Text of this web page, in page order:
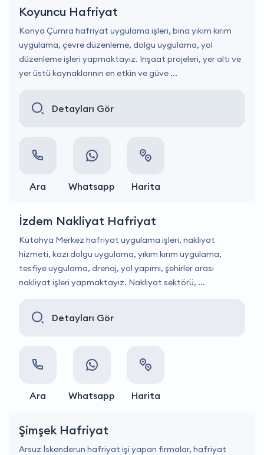
Koyuncu Hafriyat
Konya Çumra hafriyat uygulama işleri, bina yıkım kırım
uygulama, çevre düzenleme, dolgu uygulama, yol
düzenleme işleri yapmaktayız. İnşaat projeleri, yer altı ve
yer üstü kaynaklarının en etkin ve güve ...
Detayları Gör
Ara Whatsapp Harita
İzdem Nakliyat Hafriyat
Kütahya Merkez hafriyat uygulama işleri, nakliyat
hizmeti, kazı dolgu uygulama, yıkım kırım uygulama,
tesfiye uygulama, drenaj, yol yapımı, şehirler arası
nakliyat işleri yapmaktayız. Nakliyat sektörü, ...
Detayları Gör
Ara Whatsapp Harita
Şimşek Hafriyat
Arsuz İskenderun hafriyat işi yapan firmalar, hafriyat